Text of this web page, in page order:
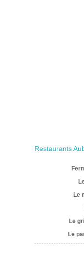
Restaurants
Le
Le
Le